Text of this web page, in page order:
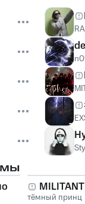
тёмный принц